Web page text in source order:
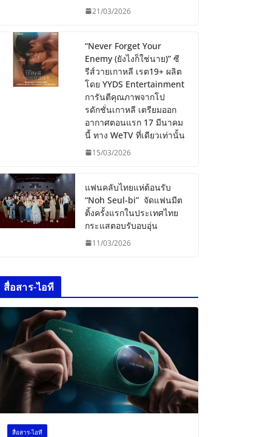
21/03/2026
“Never Forget Your
Enemy (ยังไงก็ใช่นาย)” ซี
รีส์วายเกาหลี เรต19+ ผลิต
โดย YYDS Entertainment
การันตีคุณภาพจากโป
รดักชั่นเกาหลี เตรียมออก
อากาศตอนแรก 17 มีนาคม
นี้ ทาง WeTV ที่เดียวเท่านั้น
15/03/2026
แฟนคลับไทยแห่ต้อนรับ
“Noh Seul-bi” จัดแฟนมีต
ติ้งครั้งแรกในประเทศไทย
กระแสตอบรับอบอุ่น
11/03/2026
สื่อสาร-ไอที
สื่อสาร-ไอที